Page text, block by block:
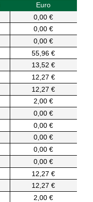
Euro
0,00 €
0,00 €
0,00 €
55,96 €
13,52 €
12,27 €
12,27 €
2,00 €
0,00 €
0,00 €
0,00 €
0,00 €
0,00 €
12,27 €
12,27 €
2,00 €